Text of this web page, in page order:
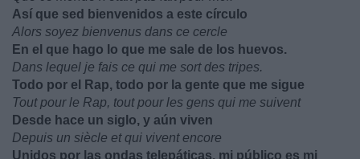
Así que sed bienvenidos a este círculo
Alors soyez bienvenus dans ce cercle
En el que hago lo que me sale de los huevos.
Dans lequel je fais ce qui me sort des tripes.
Todo por el Rap, todo por la gente que me sigue
Tout pour le Rap, tout pour les gens qui me suivent
Desde hace un siglo, y aún viven
Depuis un siècle et qui vivent encore
Unidos por las ondas telepáticas, mi público es mi